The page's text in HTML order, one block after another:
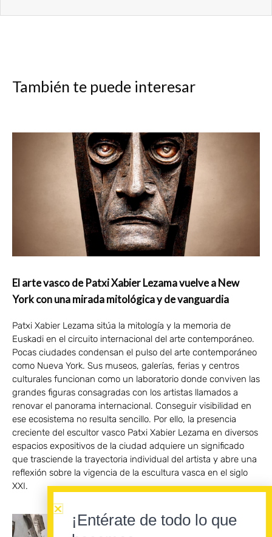
También te puede interesar
El arte vasco de Patxi Xabier Lezama vuelve a New
York con una mirada mitológica y de vanguardia
Patxi Xabier Lezama sitúa la mitología y la memoria de
Euskadi en el circuito internacional del arte contemporáneo.
Pocas ciudades condensan el pulso del arte contemporáneo
como Nueva York. Sus museos, galerías, ferias y centros
culturales funcionan como un laboratorio donde conviven las
grandes figuras consagradas con los artistas llamados a
renovar el panorama internacional. Conseguir visibilidad en
ese ecosistema no resulta sencillo. Por ello, la presencia
creciente del escultor vasco Patxi Xabier Lezama en diversos
espacios expositivos de la ciudad adquiere un significado
que trasciende la trayectoria individual del artista y abre una
reflexión sobre la vigencia de la escultura vasca en el siglo
XXI.
¡Entérate de todo lo que